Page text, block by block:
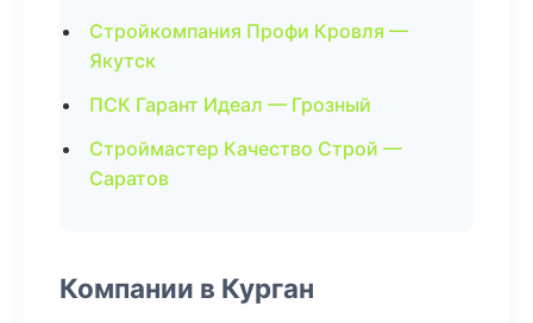
Стройкомпания Профи Кровля —
Якутск
ПСК Гарант Идеал — Грозный
Строймастер Качество Строй —
Саратов
Компании в Курган